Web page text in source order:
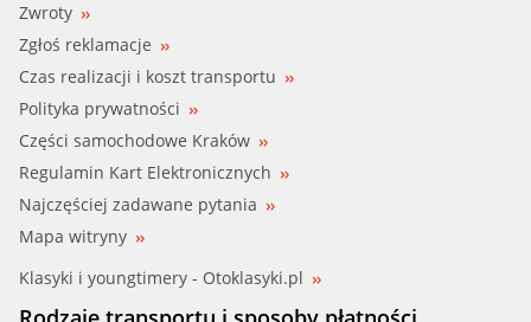
Zwroty
Zgłoś reklamacje
Czas realizacji i koszt transportu
Polityka prywatności
Części samochodowe Kraków
Regulamin Kart Elektronicznych
Najczęściej zadawane pytania
Mapa witryny
Klasyki i youngtimery - Otoklasyki.pl